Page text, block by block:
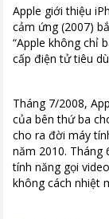
Apple giới thiệu
cảm ứng (2007)
“Apple không chỉ
cấp điện tử tiêu
Tháng 7/2008,
của bên thứ ba
cho ra đời máy
năm 2010. Tháng
tính năng gọi
không cách nhiệt